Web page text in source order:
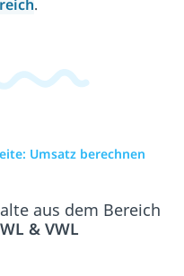
.
Umsatz berechnen
aus dem Bereich
& VWL